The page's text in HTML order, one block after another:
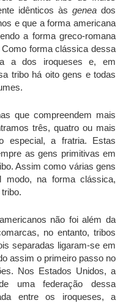
idênticos às genea dos
e que a forma americana
a forma greco-romana
forma clássica dessa
a dos iroqueses e, em
tribo há oito gens e todas
que compreendem mais
três, quatro ou mais
especial, a fratria. Estas
as gens primitivas em
Assim como várias gens
modo, na forma clássica,
não foi além da
no entanto, tribos
separadas ligaram-se em
assim o primeiro passo no
Nos Estados Unidos, a
uma federação dessa
entre os iroqueses, a